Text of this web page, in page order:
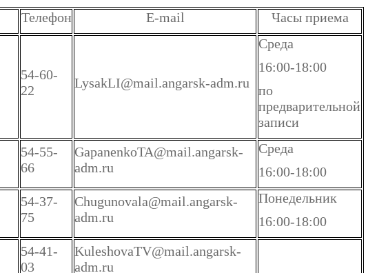
Телефон E-mail Часы приема
54-60-
22
LysakLI@mail.angarsk-adm.ru
Среда
16:00-18:00
по
предварительной
записи
54-55-
66
GapanenkoTA@mail.angarsk-
adm.ru
Среда
16:00-18:00
54-37-
75
Chugunovala@mail.angarsk-
adm.ru
Понедельник
16:00-18:00
54-41-
03
KuleshovaTV@mail.angarsk-
adm.ru